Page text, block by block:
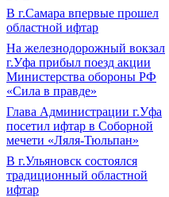
В г.Самара впервые прошел
областной ифтар
На железнодорожный вокзал
г.Уфа прибыл поезд акции
Министерства обороны РФ
«Сила в правде»
Глава Администрации г.Уфа
посетил ифтар в Соборной
мечети «Ляля-Тюльпан»
В г.Ульяновск состоялся
традиционный областной
ифтар